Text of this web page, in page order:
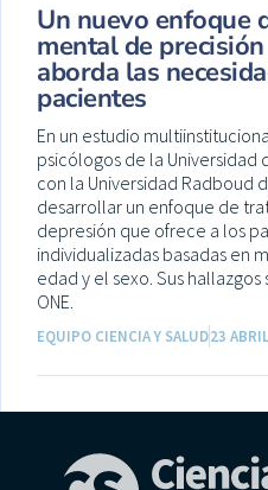
Un nuevo enfoque
mental de
aborda las
pacientes
En un estudio
psicólogos de la Universidad
con la Universidad Radboud
desarrollar un enfoque de
depresión que ofrece a los
individualizadas basadas en
edad y el sexo. Sus
ONE.
EQUIPO CIENCIA Y SALUD23 ABRIL